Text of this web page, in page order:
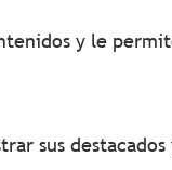
y le
sus